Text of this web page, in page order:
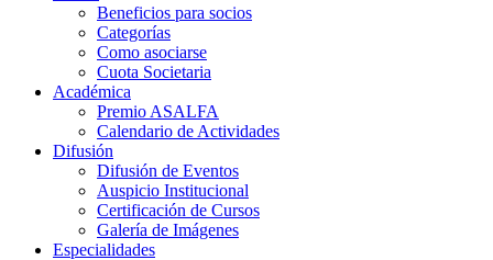
Beneficios para socios
Categorías
Como asociarse
Cuota Societaria
Académica
Premio ASALFA
Calendario de Actividades
Difusión
Difusión de Eventos
Auspicio Institucional
Certificación de Cursos
Galería de Imágenes
Especialidades